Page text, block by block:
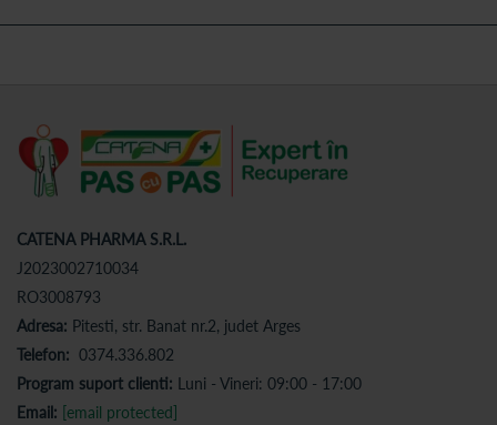
CATENA PHARMA S.R.L.
J2023002710034
RO3008793
Adresa: Pitesti, str. Banat nr.2, judet Arges
Telefon: 0374.336.802
Program suport clienti: Luni - Vineri: 09:00 - 17:00
Email: [email protected]